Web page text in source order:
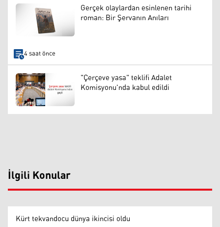
Gerçek olaylardan esinlenen tarihi
roman: Bir Şervanın Anıları
4 saat önce
"Çerçeve yasa" teklifi Adalet
Komisyonu'nda kabul edildi
İlgili Konular
Kürt tekvandocu dünya ikincisi oldu